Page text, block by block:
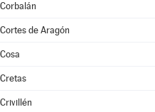
Corbalán
Cortes de Aragón
Cosa
Cretas
Crivillén